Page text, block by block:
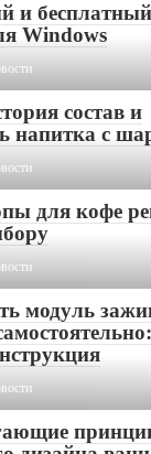
и бесплатный
Windows
состав и
напитка с
для кофе
модуль